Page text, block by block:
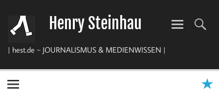
springen
Henry Steinhau
| hest.de ~ JOURNALISMUS & MEDIENWISSEN |